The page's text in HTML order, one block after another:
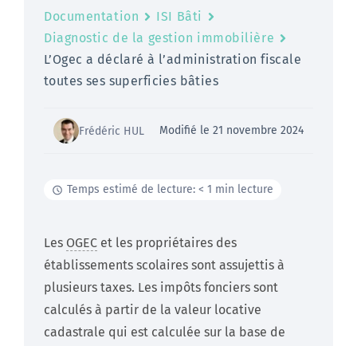
Documentation
ISI Bâti
Diagnostic de la gestion immobilière
L’Ogec a déclaré à l’administration fiscale
toutes ses superficies bâties
Frédéric HUL Modifié le 21 novembre 2024
Temps estimé de lecture: < 1 min lecture
Les OGEC et les propriétaires des
établissements scolaires sont assujettis à
plusieurs taxes. Les impôts fonciers sont
calculés à partir de la valeur locative
cadastrale qui est calculée sur la base de